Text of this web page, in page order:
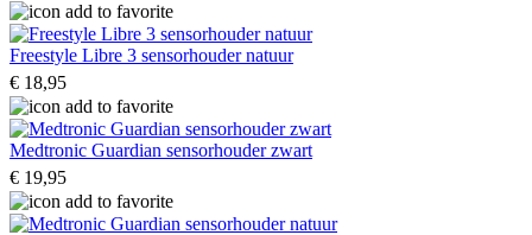
Freestyle Libre 3 sensorhouder natuur
€ 18,95
Medtronic Guardian sensorhouder zwart
€ 19,95